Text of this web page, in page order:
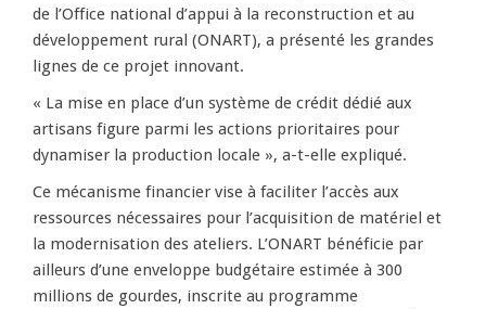
de l’Office national d’appui à la reconstruction et au
développement rural (ONART), a présenté les grandes
lignes de ce projet innovant.
« La mise en place d’un système de crédit dédié aux
artisans figure parmi les actions prioritaires pour
dynamiser la production locale », a-t-elle expliqué.
Ce mécanisme financier vise à faciliter l’accès aux
ressources nécessaires pour l’acquisition de matériel et
la modernisation des ateliers. L’ONART bénéficie par
ailleurs d’une enveloppe budgétaire estimée à 300
millions de gourdes, inscrite au programme